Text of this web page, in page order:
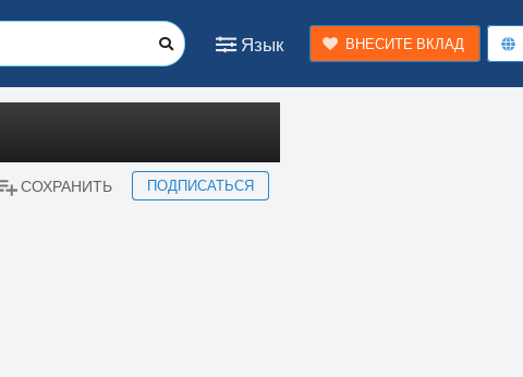
Язык ВНЕСИТЕ ВКЛАД
СОХРАНИТЬ ПОДПИСАТЬСЯ